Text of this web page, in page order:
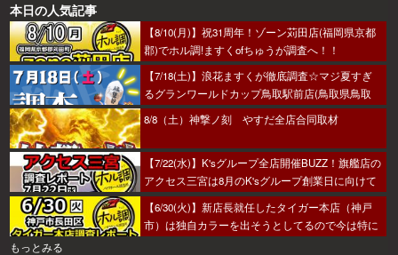
本日の人気記事
【8/10(月)】祝31周年！ゾーン苅田店(福岡県京都
郡)でホル調!ますくofちゅうが調査へ！！
【7/18(土)】浪花ますくが徹底調査☆マジ夏すぎ
るグランワールドカップ鳥取駅前店(鳥取県鳥取
市)の調査結果☆
8/8（土）神撃ノ刻 やすだ全店合同取材
【7/22(水)】K'sグループ全店開催BUZZ！旗艦店の
アクセス三宮は8月のK'sグループ創業日に向けて
着々とミッション進行中～！
【6/30(火)】新店長就任したタイガー本店（神戸
市）は独自カラーを出そうとしてるので今は特に
もっとみる